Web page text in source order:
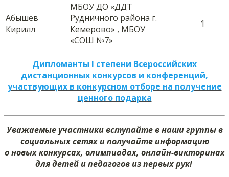
Абышев
Кирилл
МБОУ ДО «ДДТ
Рудничного района г.
Кемерово» , МБОУ
«СОШ №7»
1
Дипломанты I степени Всероссийских
дистанционных конкурсов и конференций,
участвующих в конкурсном отборе на получение
ценного подарка
Уважаемые участники вступайте в наши группы в
социальных сетях и получайте информацию
о новых конкурсах, олимпиадах, онлайн-викторинах
для детей и педагогов из первых рук!